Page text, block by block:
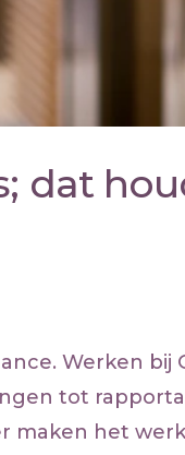
dat
Werken bij
tot
maken het werk